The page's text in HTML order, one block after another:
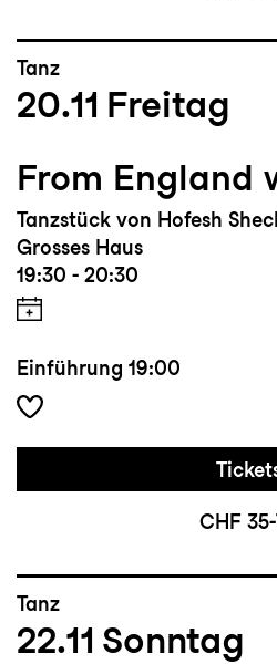
Tanz
20.11 Freitag
From England
Tanzstück von Hofesh
Grosses Haus
19:30 - 20:30
Einführung 19:00
CHF
Tanz
22.11 Sonntag